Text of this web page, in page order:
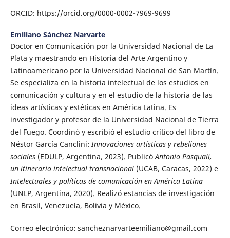
ORCID: https://orcid.org/0000-0002-7969-9699
Emiliano Sánchez Narvarte
Doctor en Comunicación por la Universidad Nacional de La
Plata y maestrando en Historia del Arte Argentino y
Latinoamericano por la Universidad Nacional de San Martín.
Se especializa en la historia intelectual de los estudios en
comunicación y cultura y en el estudio de la historia de las
ideas artísticas y estéticas en América Latina. Es
investigador y profesor de la Universidad Nacional de Tierra
del Fuego. Coordinó y escribió el estudio crítico del libro de
Néstor García Canclini: Innovaciones artísticas y rebeliones
sociales(EDULP, Argentina, 2023). PublicóAntonio Pasquali,
un itinerario intelectual transnacional(UCAB, Caracas, 2022) e
Intelectuales y políticas de comunicación en América Latina
(UNLP, Argentina, 2020). Realizó estancias de investigación
en Brasil, Venezuela, Bolivia y México.
Correo electrónico: sancheznarvarteemiliano@gmail.com